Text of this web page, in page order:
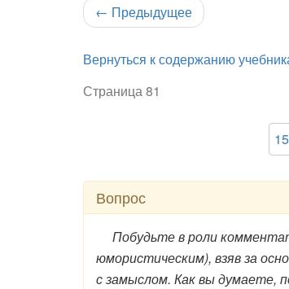
← Предыдущее
Вернуться к содержанию
Страница 81
Вопрос
Побудьте в роли
юмористическим), взяв за
с замыслом. Как вы думаете,